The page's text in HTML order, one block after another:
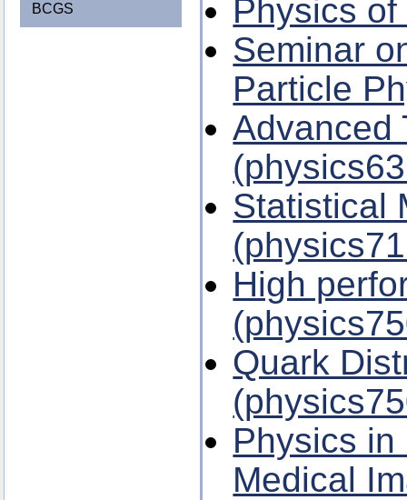
BCGS
Physics
Seminar
Particle
Advanced
Statistical
High
Quark
Physics
Medical